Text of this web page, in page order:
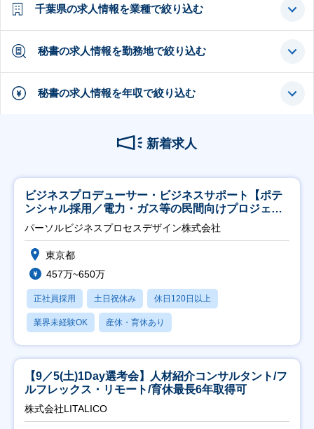
千葉県の求人情報を業種で絞り込む
秘書の求人情報を勤務地で絞り込む
秘書の求人情報を年収で絞り込む
新着求人
ビジネスプロデューサー・ビジネスサポート【ポテ
ンシャル採用／電力・ガス等の民間向けプロジェク
ト推進】
パーソルビジネスプロセスデザイン株式会社
東京都
457万~650万
正社員採用 土日祝休み 休日120日以上
業界未経験OK 産休・育休あり
【9／5(土)1Day選考会】人材紹介コンサルタント/フ
ルフレックス・リモート/育休最長6年取得可
株式会社LITALICO